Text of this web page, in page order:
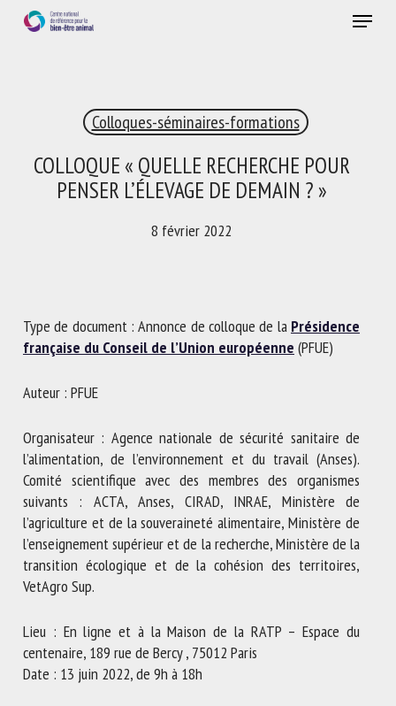
Menu
Colloques-séminaires-formations
COLLOQUE « QUELLE RECHERCHE POUR
PENSER L’ÉLEVAGE DE DEMAIN ? »
8 février 2022
Type de document : Annonce de colloque de la Présidence
française du Conseil de l’Union européenne (PFUE)
Auteur : PFUE
Organisateur : Agence nationale de sécurité sanitaire de
l’alimentation, de l’environnement et du travail (Anses).
Comité scientifique avec des membres des organismes
suivants : ACTA, Anses, CIRAD, INRAE, Ministère de
l’agriculture et de la souveraineté alimentaire, Ministère de
l’enseignement supérieur et de la recherche, Ministère de la
transition écologique et de la cohésion des territoires,
VetAgro Sup.
Lieu : En ligne et à la Maison de la RATP – Espace du
centenaire, 189 rue de Bercy , 75012 Paris
Date : 13 juin 2022, de 9h à 18h
RECEVEZ CHAQUE MOIS GRATUITEMENT
ANIMAL
Veuillez remplir le formulaire ci-dessous pour vous inscrire à
notre newsletter :
Prénom *
Organisme *
En soumettant ce formulaire, j'accepte que les